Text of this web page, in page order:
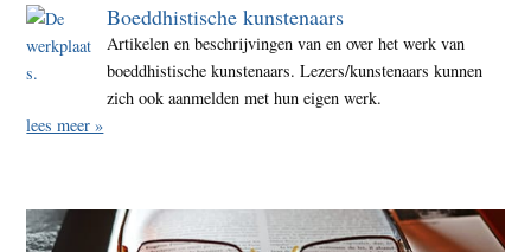
Boeddhistische kunstenaars
Artikelen en beschrijvingen van en over het werk van
boeddhistische kunstenaars. Lezers/kunstenaars kunnen
zich ook aanmelden met hun eigen werk.
lees meer »